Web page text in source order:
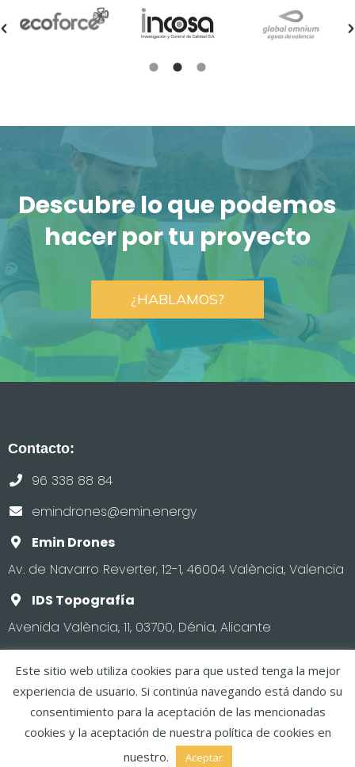
Descubre lo que podemos
hacer por tu proyecto
¿HABLAMOS?
Contacto:
96 338 88 84
emindrones@emin.energy
Emin Drones
Av. de Navarro Reverter, 12-1, 46004 València, Valencia
IDS Topografía
Avenida València, 11, 03700, Dénia, Alicante
Copyright IDS.Aviso legal y política de privacidad·
Este sitio web utiliza cookies para que usted tenga la mejor
experiencia de usuario. Si continúa navegando está dando su
consentimiento para la aceptación de las mencionadas
cookies y la aceptación de nuestra política de cookies en
nuestro.
Aceptar